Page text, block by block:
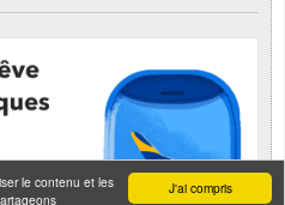
J'ai compris
le contenu et les